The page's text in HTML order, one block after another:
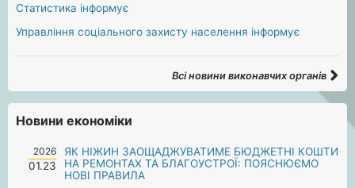
Статистика інформує
Управління соціального захисту населення інформує
Всі новини виконавчих органів
Новини економіки
2026
01.23
ЯК НІЖИН ЗАОЩАДЖУВАТИМЕ БЮДЖЕТНІ КОШТИ
НА РЕМОНТАХ ТА БЛАГОУСТРОЇ: ПОЯСНЮЄМО
НОВІ ПРАВИЛА